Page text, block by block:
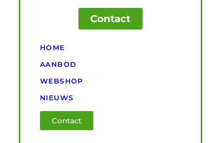
Contact
HOME
AANBOD
WEBSHOP
NIEUWS
Contact